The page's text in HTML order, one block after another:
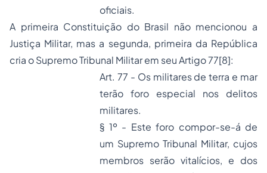
oficiais.
A primeira Constituição do Brasil não mencionou a
Justiça Militar, mas a segunda, primeira da República
cria o Supremo Tribunal Militar em seu Artigo 77[8]:
Art. 77 - Os militares de terra e mar
terão foro especial nos delitos
militares.
§ 1º - Este foro compor-se-á de
um Supremo Tribunal Militar, cujos
membros serão vitalícios, e dos